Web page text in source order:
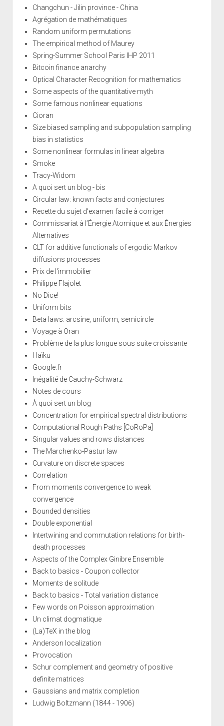
Changchun - Jilin province - China
Agrégation de mathématiques
Random uniform permutations
The empirical method of Maurey
Spring-Summer School Paris IHP 2011
Bitcoin finance anarchy
Optical Character Recognition for mathematics
Some aspects of the quantitative myth
Some famous nonlinear equations
Cioran
Size biased sampling and subpopulation sampling
bias in statistics
Some nonlinear formulas in linear algebra
Smoke
Tracy-Widom
A quoi sert un blog - bis
Circular law: known facts and conjectures
Recette du sujet d'examen facile à corriger
Commissariat à l’Énergie Atomique et aux Énergies
Alternatives
CLT for additive functionals of ergodic Markov
diffusions processes
Prix de l'immobilier
Philippe Flajolet
No Dice!
Uniform bits
Beta laws: arcsine, uniform, semicircle
Voyage à Oran
Problème de la plus longue sous suite croissante
Haïku
Google.fr
Inégalité de Cauchy-Schwarz
Notes de cours
À quoi sert un blog
Concentration for empirical spectral distributions
Computational Rough Paths [CoRoPa]
Singular values and rows distances
The Marchenko-Pastur law
Curvature on discrete spaces
Correlation
From moments convergence to weak
convergence
Bounded densities
Double exponential
Intertwining and commutation relations for birth-
death processes
Aspects of the Complex Ginibre Ensemble
Back to basics - Coupon collector
Moments de solitude
Back to basics - Total variation distance
Few words on Poisson approximation
Un climat dogmatique
(La)TeX in the blog
Anderson localization
Provocation
Schur complement and geometry of positive
definite matrices
Gaussians and matrix completion
Ludwig Boltzmann (1844 - 1906)